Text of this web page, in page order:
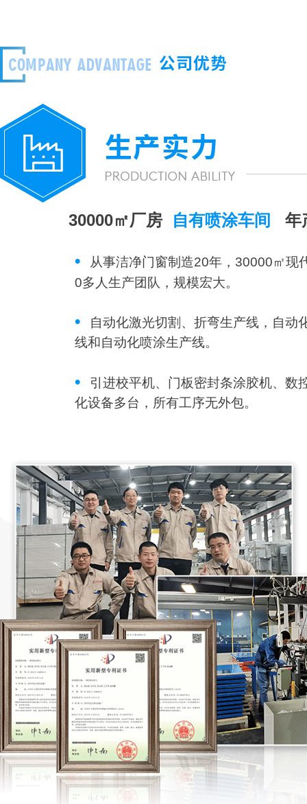
30000㎡厂房 自有喷涂车间 年
•
从事洁净门窗制造20年，30000㎡现
0多人生产团队，规模宏大。
•
自动化激光切割、折弯生产线，自动
线和自动化喷涂生产线。
•
引进校平机、门板密封条涂胶机、数
化设备多台，所有工序无外包。